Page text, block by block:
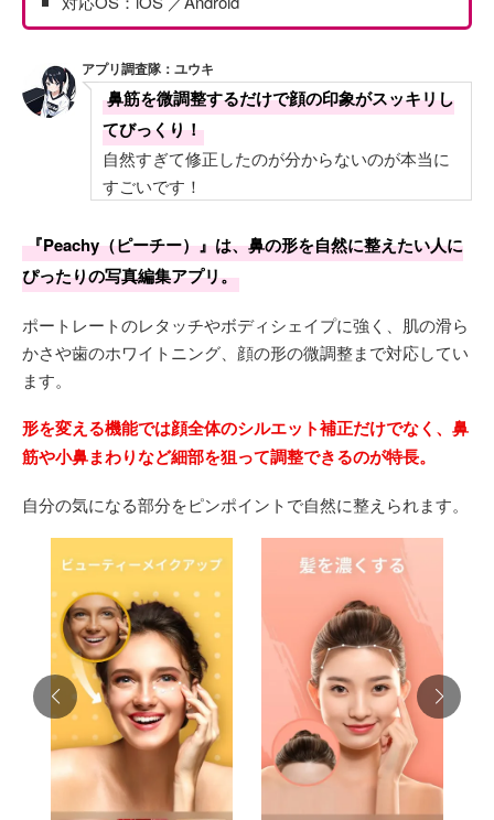
アプリ調査隊：ユウキ
鼻筋を微調整するだけで顔の印象がスッキリし
てびっくり！
自然すぎて修正したのが分からないのが本当に
すごいです！
『Peachy（ピーチー）』は、鼻の形を自然に整えたい人に
ぴったりの写真編集アプリ。
ポートレートのレタッチやボディシェイプに強く、肌の滑ら
かさや歯のホワイトニング、顔の形の微調整まで対応してい
ます。
形を変える機能では顔全体のシルエット補正だけでなく、鼻
筋や小鼻まわりなど細部を狙って調整できるのが特長。
自分の気になる部分をピンポイントで自然に整えられます。